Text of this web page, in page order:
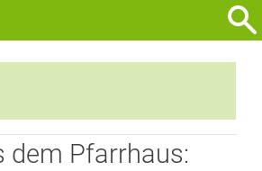
dem Pfarrhaus: